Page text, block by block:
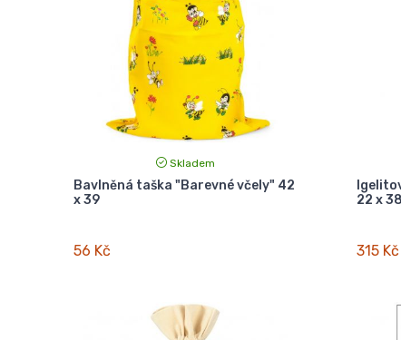
Skladem
Bavlněná taška "Barevné včely" 42
x 39
56 Kč
22 x
315 Kč